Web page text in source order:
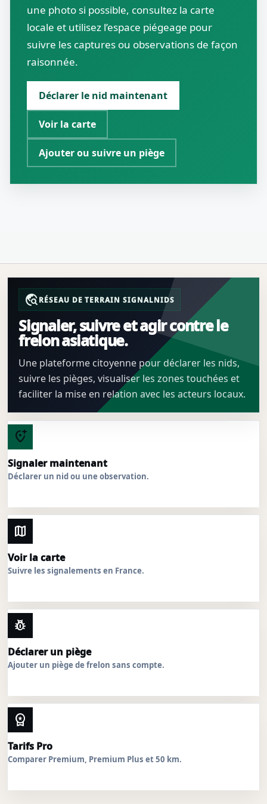
une photo si possible, consultez la carte
locale et utilisez l’espace piégeage pour
suivre les captures ou observations de façon
raisonnée.
Déclarer le nid maintenant
Voir la carte
Ajouter ou suivre un piège
travel_exploreRÉSEAU DE TERRAIN SIGNALNIDS
Signaler, suivre et agir contre le
frelon asiatique.
Une plateforme citoyenne pour déclarer les nids,
suivre les pièges, visualiser les zones touchées et
faciliter la mise en relation avec les acteurs locaux.
add_location_alt
Signaler maintenant
Déclarer un nid ou une observation.
map
Voir la carte
Suivre les signalements en France.
pest_control
Déclarer un piège
Ajouter un piège de frelon sans compte.
workspace_premium
Tarifs Pro
Comparer Premium, Premium Plus et 50 km.